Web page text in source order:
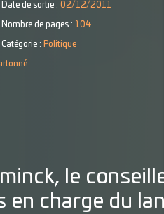
Date de sortie : 02/12/2011
Nombre de pages : 104
Catégorie : Politique
le
en charge du